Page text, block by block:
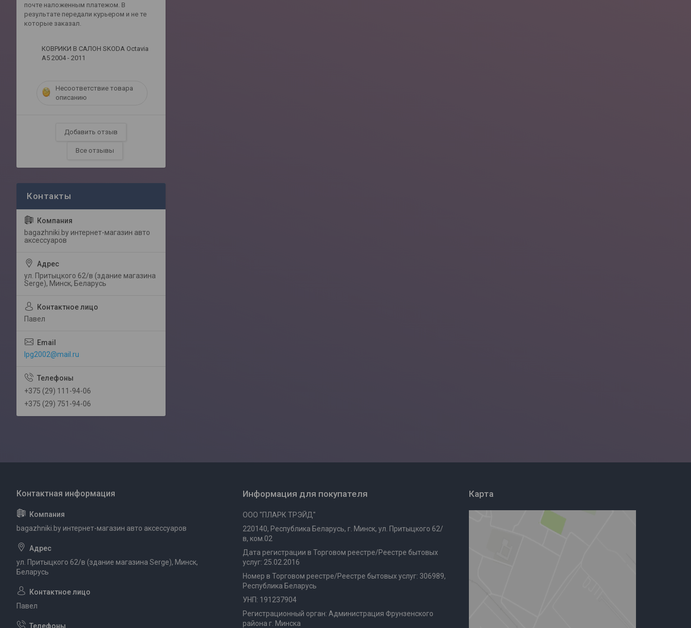
почте наложенным платежом. В
результате передали курьером и не те
которые заказал.
КОВРИКИ В САЛОН SKODA Octavia
A5 2004 - 2011
Несоответствие товара
описанию
Добавить отзыв
Все отзывы
bagazhniki.by интернет-магазин авто
аксессуаров
ул. Притыцкого 62/в (здание магазина
Serge), Минск, Беларусь
Павел
lpg2002@mail.ru
+375 (29) 111-94-06
+375 (29) 751-94-06
bagazhniki.by интернет-магазин авто аксессуаров
ул. Притыцкого 62/в (здание магазина Serge), Минск,
Беларусь
Павел
Информация для покупателя
ООО "ПЛАРК ТРЭЙД"
220140, Республика Беларусь, г. Минск, ул. Притыцкого 62/
в, ком.02
Дата регистрации в Торговом реестре/Реестре бытовых
услуг: 25.02.2016
Номер в Торговом реестре/Реестре бытовых услуг: 306989,
Республика Беларусь
УНП: 191237904
Регистрационный орган: Администрация Фрунзенского
района г. Минска
Карта